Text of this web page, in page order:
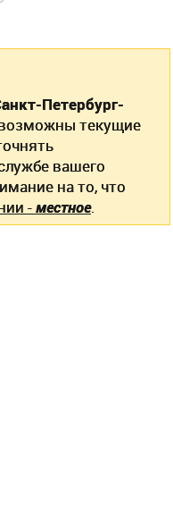
Петербург-
текущие
вашего
на то, что
-местное.